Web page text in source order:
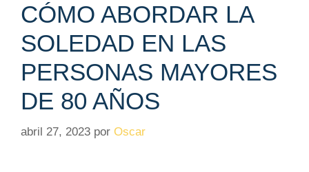
CÓMO ABORDAR LA
SOLEDAD EN LAS
PERSONAS MAYORES
DE 80 AÑOS
abril 27, 2023 por Oscar